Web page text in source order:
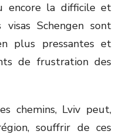
encore la difficile et
Schengen sont
plus pressantes et
de frustration des
chemins, Lviv peut,
souffrir de ces